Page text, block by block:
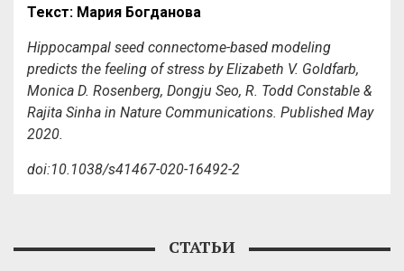
Текст: Мария Богданова
Hippocampal seed connectome-based modeling
predicts the feeling of stress by Elizabeth V. Goldfarb,
Monica D. Rosenberg, Dongju Seo, R. Todd Constable &
Rajita Sinha in Nature Communications. Published May
2020.
doi:10.1038/s41467-020-16492-2
СТАТЬИ